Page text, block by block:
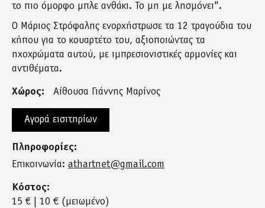
το πιο όμορφο μπλε ανθάκι. Το μη με λησμόνει".
Ο Μάριος Στρόφαλης ενορχήστρωσε τα 12 τραγούδια του
κήπου για το κουαρτέτο του, αξιοποιώντας τα
ηχοχρώματα αυτού, με ιμπρεσιονιστικές αρμονίες και
αντιθέματα.
Χώρος: Αίθουσα Γιάννης Μαρίνος
Αγορά εισιτηρίων
Πληροφορίες:
Επικοινωνία: athartnet@gmail.com
Κόστος:
15 € | 10 € (μειωμένο)